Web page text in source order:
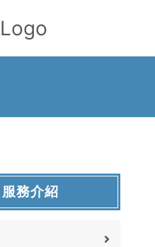
服務介紹